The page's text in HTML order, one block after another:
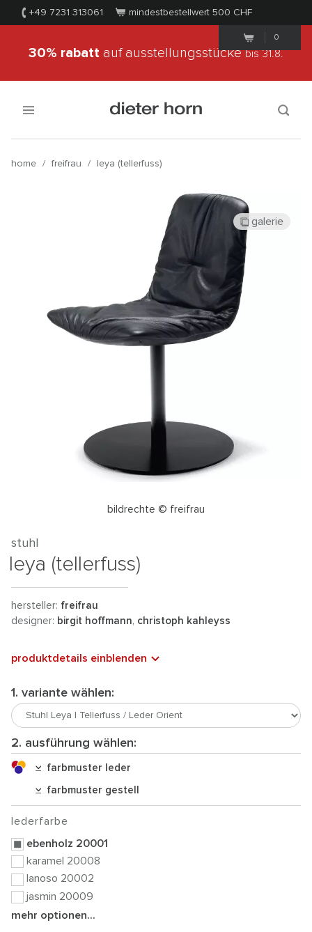
+49 7231 313061 mindestbestellwert 500 CHF
0
30% rabatt auf ausstellungsstückebis 31.8.
home / freifrau / leya (tellerfuss)
bildrechte © freifrau
galerie
stuhl
leya (tellerfuss)
hersteller: freifrau
designer: birgit hoffmann, christoph kahleyss
produktdetails einblenden
1. variante wählen:
2. ausführung wählen:
farbmuster leder
farbmuster gestell
lederfarbe
ebenholz 20001
karamel 20008
lanoso 20002
jasmin 20009
mehr optionen...